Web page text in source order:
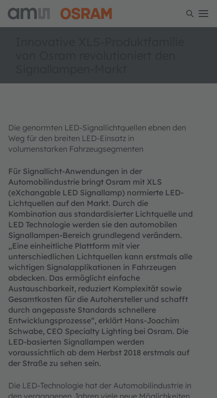
Die genormten LED-Signallichtquellen ebnen den
Weg für den breiten LED-Einsatz in
volumenstarken Fahrzeugsegmenten
Für Signallicht-Anwendungen in der
Automobilindustrie bringt Osram mit XLS
(eXchangable LED Signallamp) normierte LED-
Lichtquellen auf den Markt. Durch die
Kombination aus standardisierter Lichtquelle und
LED Technologie werden sie den automobilen
Signallampen-Bereich grundlegend verändern.
„Eine einheitliche Plattform mit vier
unterschiedlichen Lichtquellen kann erstmals alle
wichtigen Signalapplikationen in Fahrzeugen
abdecken. Das ermöglicht einfache
Austauschbarkeit, reduziert Komplexität sowie
Gesamtkosten für die Autohersteller und schafft
durch angepasste Standards schnellere
Entwicklungsprozesse“, erklärt Hans-Joachim
Schwabe, CEO Specialty Lighting bei Osram. Die
LED-basierten Signallampen werden
voraussichtlich ab dem Herbst 2018 erstmals auf
der Straße zu sehen sein.
Die LED-Technologie hat der Automobilindustrie in
den vergangenen Jahren viele neue Möglichkeiten